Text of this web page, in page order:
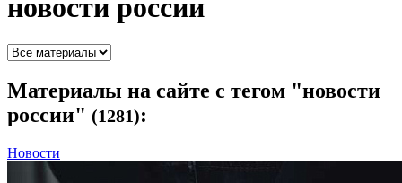
новости россии
Материалы на сайте с тегом "новости
россии" (1281):
Новости